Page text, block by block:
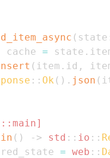
( state
cache = state .
( item . id ,
:: Ok ( ) . json (
( ) -> std :: io ::
= web ::